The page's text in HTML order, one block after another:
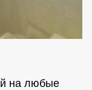
на любые